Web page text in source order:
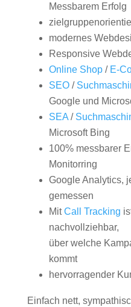
Messbarem Erfolg
modernes
Responsive
Online Shop/ E-
SEO/
Google und
SEA/
Microsoft Bing
100% messbarer
Monitorring
Google Analytics,
gemessen
MitCall Tracking
nachvollziehbar,
über welche
kommt
hervorragender
Einfach nett,